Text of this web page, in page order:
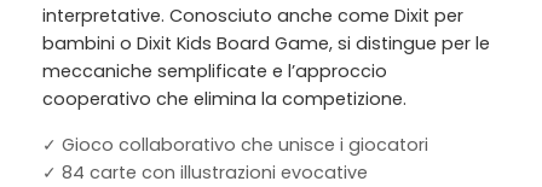
interpretative. Conosciuto anche come Dixit per
bambini o Dixit Kids Board Game, si distingue per le
meccaniche semplificate e l’approccio
cooperativo che elimina la competizione.
✓ Gioco collaborativo che unisce i giocatori
✓ 84 carte con illustrazioni evocative